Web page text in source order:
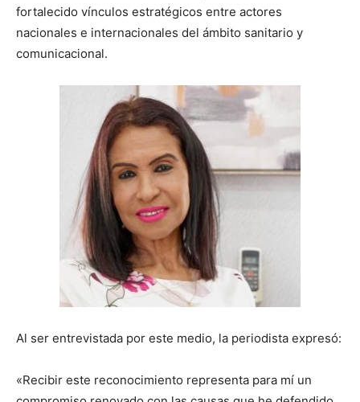
fortalecido vínculos estratégicos entre actores
nacionales e internacionales del ámbito sanitario y
comunicacional.
Al ser entrevistada por este medio, la periodista expresó:
«Recibir este reconocimiento representa para mí un